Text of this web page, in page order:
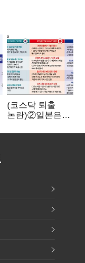
(코스닥 퇴출
논란)②일본은
기다려주는데